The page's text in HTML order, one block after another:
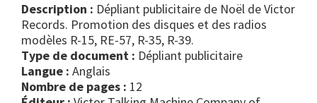
Description : Dépliant publicitaire de Noël de Victor
Records. Promotion des disques et des radios
modèles R-15, RE-57, R-35, R-39.
Type de document :
dépliant publicitaire
Langue : Anglais
Nombre de pages : 12